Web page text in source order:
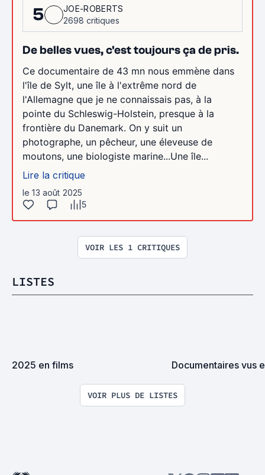
5
JOE-ROBERTS
2698 critiques
De belles vues, c'est toujours ça de pris.
Ce documentaire de 43 mn nous emmène dans
l'île de Sylt, une île à l'extrême nord de
l'Allemagne que je ne connaissais pas, à la
pointe du Schleswig-Holstein, presque à la
frontière du Danemark. On y suit un
photographe, un pêcheur, une éleveuse de
moutons, une biologiste marine...Une île...
Lire la critique
le 13 août 2025
5
VOIR LES 1 CRITIQUES
LISTES
2025 en films Documentaires vus
VOIR PLUS DE LISTES